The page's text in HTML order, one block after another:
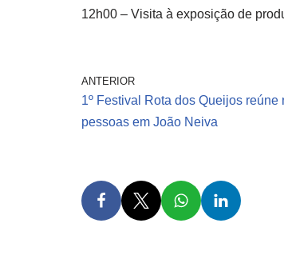
12h00 – Visita à exposição de
ANTERIOR
1º Festival Rota dos Queijos reúne
pessoas em João Neiva